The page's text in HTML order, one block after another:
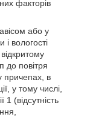
факторів
або у
вологості
до повітря
причепах, в
у тому числі,
1 (відсутність